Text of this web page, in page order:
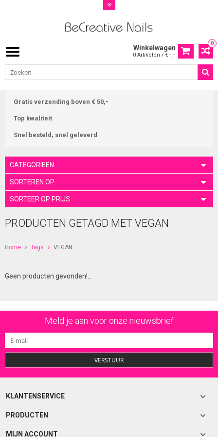
0
Winkelwagen
0 Artikelen / €--,--
Gratis verzending boven € 50,-
Top kwaliteit
Snel besteld, snel geleverd
CATEGORIEËN
SORTEREN OP
SORTEER OP PRIJS
PRODUCTEN GETAGD MET VEGAN
Home Tags VEGAN
Geen producten gevonden!...
Meld je aan voor onze nieuwsbrief
VERSTUUR
KLANTENSERVICE
PRODUCTEN
MIJN ACCOUNT